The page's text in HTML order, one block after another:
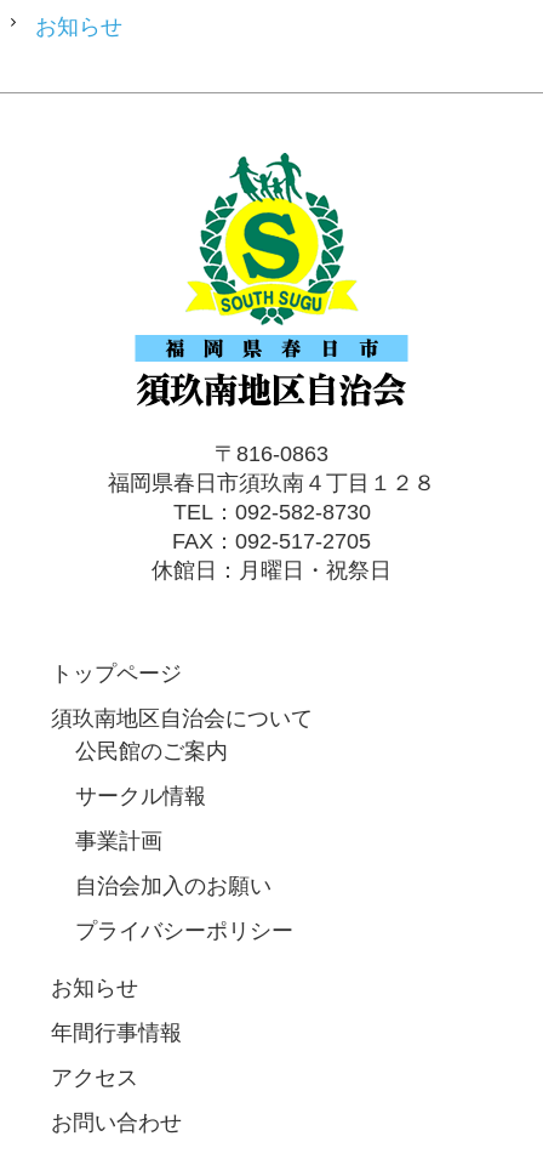
お知らせ
〒816-0863
福岡県春日市須玖南４丁目１２８
TEL：092-582-8730
FAX：092-517-2705
休館日：月曜日・祝祭日
トップページ
須玖南地区自治会について
公民館のご案内
サークル情報
事業計画
自治会加入のお願い
プライバシーポリシー
お知らせ
年間行事情報
アクセス
お問い合わせ